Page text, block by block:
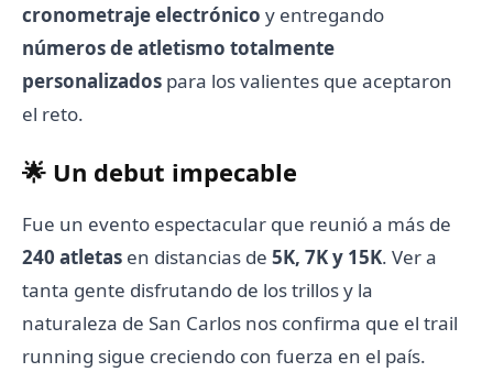
cronometraje electrónico y entregando
números de atletismo totalmente
personalizados para los valientes que aceptaron
el reto.
🌟 Un debut impecable
Fue un evento espectacular que reunió a más de
240 atletas en distancias de 5K, 7K y 15K. Ver a
tanta gente disfrutando de los trillos y la
naturaleza de San Carlos nos confirma que el trail
running sigue creciendo con fuerza en el país.